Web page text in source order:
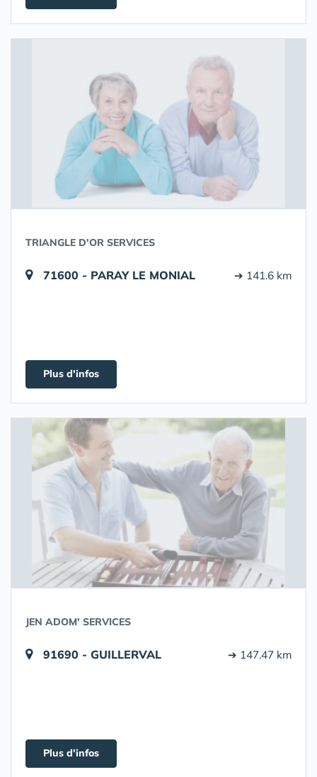
TRIANGLE D'OR SERVICES
71600 - PARAY LE MONIAL ➔ 141.6 km
Plus d'infos
JEN ADOM' SERVICES
91690 - GUILLERVAL ➔ 147.47 km
Plus d'infos